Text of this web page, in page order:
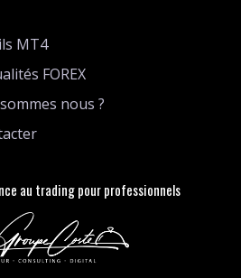
MT4
FOREX
nous ?
au trading pour professionnels